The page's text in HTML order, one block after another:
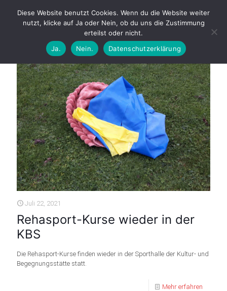
Juli 22, 2021
Rehasport-Kurse wieder in der
KBS
Die Rehasport-Kurse finden wieder in der Sporthalle der Kultur- und
Begegnungsstätte statt.
Mehr erfahren
Diese Website benutzt Cookies. Wenn du die Website weiter
nutzt, klicke auf Ja oder Nein, ob du uns die Zustimmung
erteilst oder nicht.
Ja.
Nein. Datenschutzerklärung